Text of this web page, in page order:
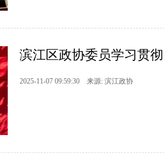
滨江区政协委员学习贯
2025-11-07 09:59:30 来源: 滨江政协